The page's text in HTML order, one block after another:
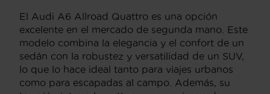
El Audi A6 Allroad Quattro es una opción
excelente en el mercado de segunda mano. Este
modelo combina la elegancia y el confort de un
sedán con la robustez y versatilidad de un SUV,
lo que lo hace ideal tanto para viajes urbanos
como para escapadas al campo. Además, su